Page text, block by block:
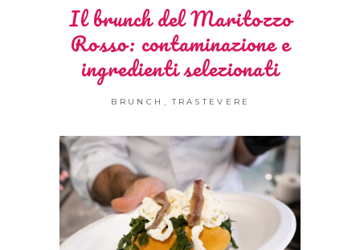
Il brunch del Maritozzo
Rosso: contaminazione e
ingredienti selezionati
BRUNCH TRASTEVERE